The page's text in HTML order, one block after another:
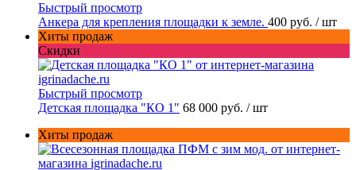
Быстрый просмотр
Анкера для крепления площадки к земле. 400 руб. / шт
Хиты продаж
Скидки
Быстрый просмотр
Детская площадка "КО 1" 68 000 руб. / шт
Хиты продаж